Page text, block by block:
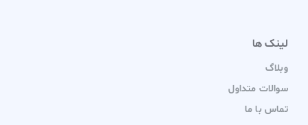
لینک ها
وبلاگ
سوالات متداول
تماس با ما